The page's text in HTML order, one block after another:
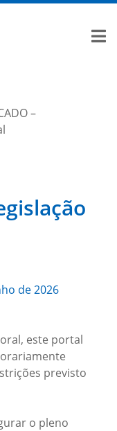
–
de 2026
este portal
previsto
o pleno